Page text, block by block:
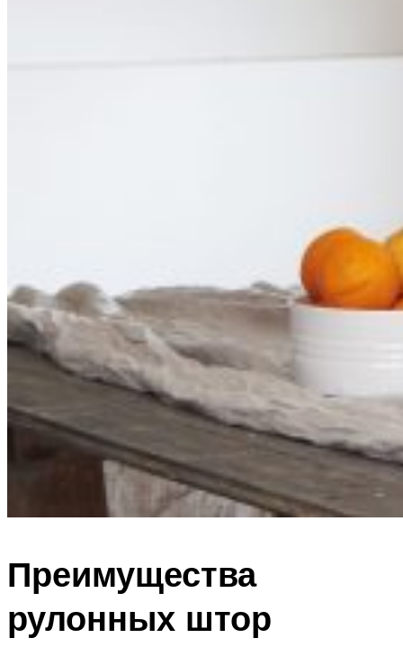
Преимущества
рулонных штор